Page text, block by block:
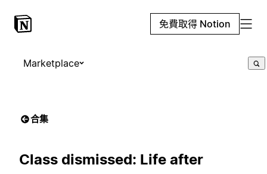
免費取得 Notion
Marketplace
合集
Class dismissed: Life after